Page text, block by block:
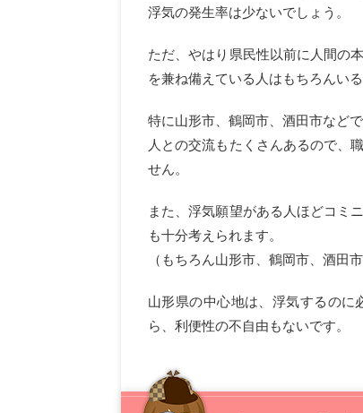
浮気の発生率は少ないでしょう。
ただ、やはり県民性以前に人間の
を兼ね備えている人はもちろんいる
特に山形市、鶴岡市、酒田市など
人との交流もたくさんあるので、
せん。
また、浮気願望がある人ほどコミ
も十分考えられます。
（もちろん山形市、鶴岡市、酒田
山形県の中心地は、浮気するの
ら、利便性の不自由もないです。